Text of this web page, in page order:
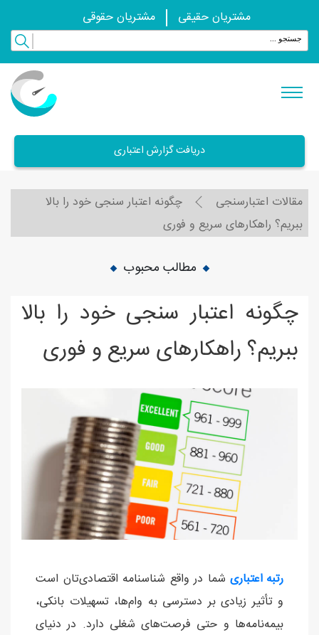
مشتریان حقیقی مشتریان حقوقی
دریافت گزارش اعتباری
مقالات اعتبارسنجی
چگونه اعتبار سنجی خود را بالا
ببریم؟ راهکارهای سریع و فوری
مطالب محبوب
چگونه اعتبار سنجی خود را بالا
ببریم؟ راهکارهای سریع و فوری
رتبه اعتباری شما در واقع شناسنامه اقتصادی‌تان است
و تأثیر زیادی بر دسترسی به وام‌ها، تسهیلات بانکی،
بیمه‌نامه‌ها و حتی فرصت‌های شغلی دارد. در دنیای